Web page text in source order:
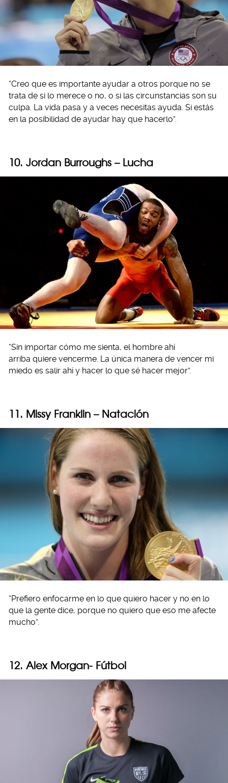
“Creo que es importante ayudar a otros porque no se
trata de si lo merece o no, o si las circunstancias son su
culpa. La vida pasa y a veces necesitas ayuda. Si estás
en la posibilidad de ayudar hay que hacerlo”.
10. Jordan Burroughs – Lucha
“Sin importar cómo me sienta, el hombre ahí
arriba quiere vencerme. La única manera de vencer mi
miedo es salir ahí y hacer lo que sé hacer mejor”.
11. Missy Franklin – Natación
“Prefiero enfocarme en lo que quiero hacer y no en lo
que la gente dice, porque no quiero que eso me afecte
mucho”.
12. Alex Morgan- Fútbol